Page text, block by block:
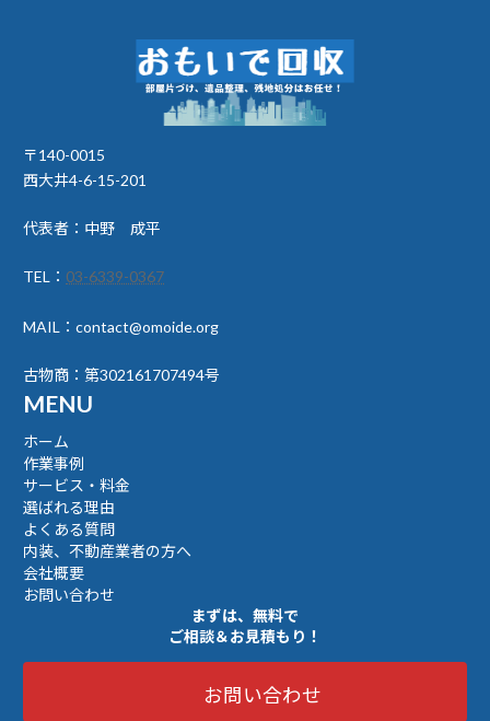
〒140-0015
西大井4-6-15-201
代表者：中野 成平
TEL： 03-6339-0367
MAIL：contact@omoide.org
古物商：第302161707494号
MENU
ホーム
作業事例
サービス・料金
選ばれる理由
よくある質問
内装、不動産業者の方へ
会社概要
お問い合わせ
まずは、無料で
ご相談＆お見積もり！
お問い合わせ